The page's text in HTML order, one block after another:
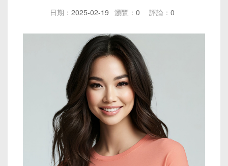
日期： 2025-02-19 瀏覽： 0 評論： 0